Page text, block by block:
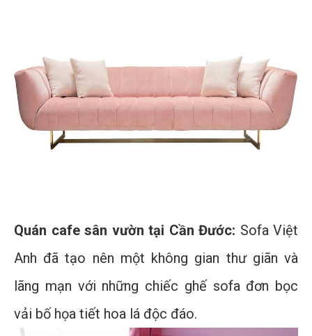
Quán cafe sân vườn tại Cần Đước: Sofa Việt
Anh đã tạo nên một không gian thư giãn và
lãng mạn với những chiếc ghế sofa đơn bọc
vải bố họa tiết hoa lá độc đáo.